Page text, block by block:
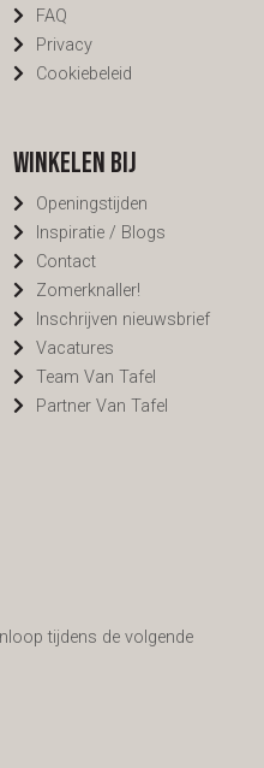
FAQ
Privacy
Cookiebeleid
Winkelen bij
Openingstijden
Inspiratie / Blogs
Contact
Zomerknaller!
Inschrijven nieuwsbrief
Vacatures
Team Van Tafel
Partner Van Tafel
tijdens de volgende